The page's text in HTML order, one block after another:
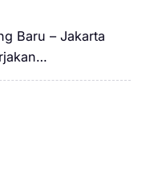
Baru – Jakarta